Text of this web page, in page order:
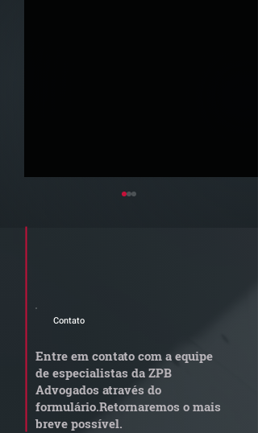
STJ admite
por penosidade e acende
alerta para
transportadoras
Contato
Entre em contato com a equipe
de especialistas da ZPB
Advogados através do
formulário.Retornaremos o mais
breve possível.